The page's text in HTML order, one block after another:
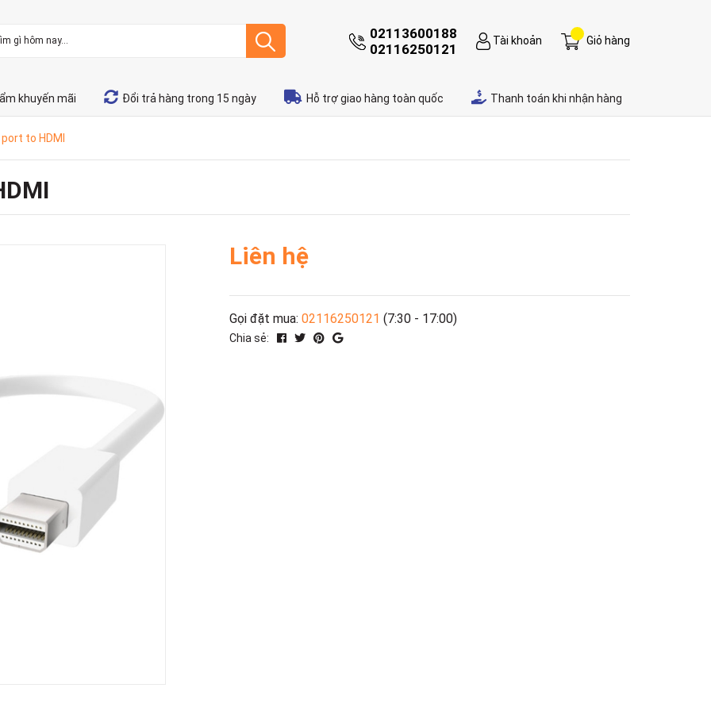
02113600188
02116250121
Tài khoản Giỏ hàng
khuyến mãi Đổi trả hàng trong 15 ngày Hỗ trợ giao hàng toàn quốc Thanh toán khi nhận hàng
to HDMI
Liên hệ
Gọi đặt mua: 02116250121 (7:30 - 17:00)
Chia sẻ: